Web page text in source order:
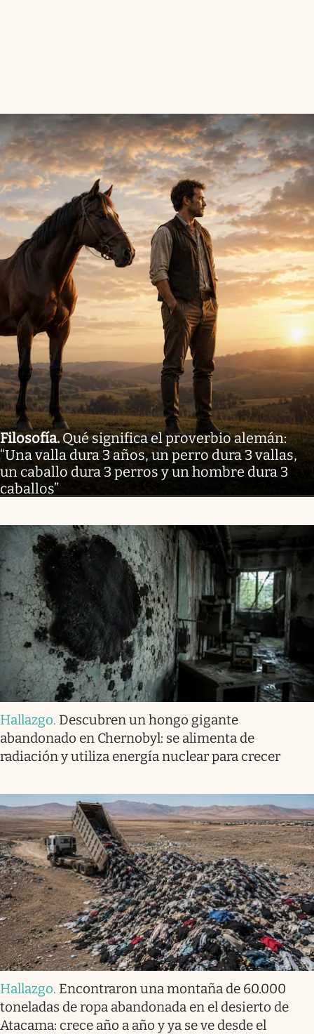
Filosofía.Qué significa el proverbio alemán:
“Una valla dura 3 años, un perro dura 3 vallas,
un caballo dura 3 perros y un hombre dura 3
caballos”
Hallazgo. Descubren un hongo gigante
abandonado en Chernobyl: se alimenta de
radiación y utiliza energía nuclear para crecer
Hallazgo. Encontraron una montaña de 60.000
toneladas de ropa abandonada en el desierto de
Atacama: crece año a año y ya se ve desde el